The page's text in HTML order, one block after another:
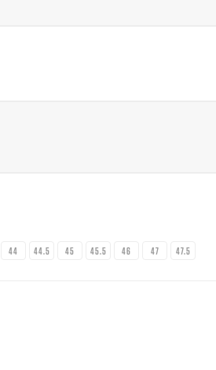
44 44.5 45 45.5 46 47 47.5